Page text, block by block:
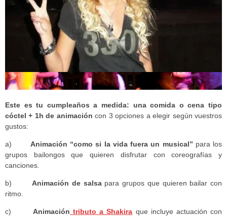
Este es tu cumpleaños a medida: una comida o cena tipo
cóctel + 1h de animacióncon 3 opciones a elegir según vuestros
gustos:
a) Animación “como si la vida fuera un musical” para los
grupos bailongos que quieren disfrutar con coreografías y
canciones.
b)Animación de salsapara grupos que quieren bailar con
ritmo.
c) Animación tributo a Shakira que incluye actuación con